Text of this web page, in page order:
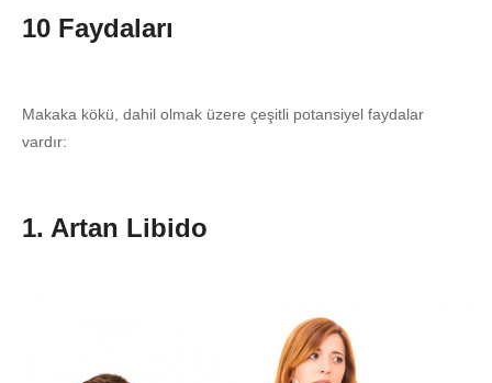
10 Faydaları
Makaka kökü, dahil olmak üzere çeşitli potansiyel faydalar
vardır:
1. Artan Libido